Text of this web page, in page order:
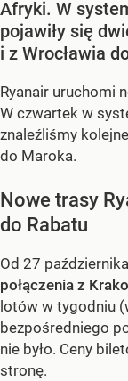
Afryki. W
pojawiły się
i z Wrocławia
Ryanair uruchomi
W czwartek w
znaleźliśmy
do Maroka.
Nowe trasy
do Rabatu
Od 27
połączenia z
lotów w tygodniu
bezpośredniego
nie było. Ceny
stronę.